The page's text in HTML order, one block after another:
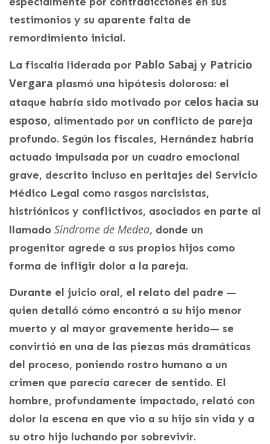
testimonios y su aparente falta de
remordimiento inicial.
La fiscalía liderada por Pablo Sabaj y Patricio
Vergara plasmó una hipótesis dolorosa: el
ataque habría sido motivado por celos hacia su
esposo, alimentado por un conflicto de pareja
profundo. Según los fiscales, Hernández habría
actuado impulsada por un cuadro emocional
grave, descrito incluso en peritajes del Servicio
Médico Legal como rasgos narcisistas,
histriónicos y conflictivos, asociados en parte al
llamado Síndrome de Medea, donde un
progenitor agrede a sus propios hijos como
forma de infligir dolor a la pareja.
Durante el juicio oral, el relato del padre —
quien detalló cómo encontró a su hijo menor
muerto y al mayor gravemente herido— se
convirtió en una de las piezas más dramáticas
del proceso, poniendo rostro humano a un
crimen que parecía carecer de sentido. El
hombre, profundamente impactado, relató con
dolor la escena en que vio a su hijo sin vida y a
su otro hijo luchando por sobrevivir.